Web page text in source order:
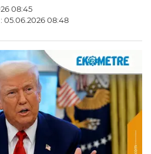
08:45
08:48